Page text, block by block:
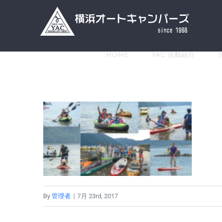
HOME YAC 活動紹介
By 管理者 | 7月 23rd, 2017